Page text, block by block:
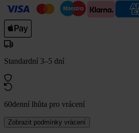
Standardní 3–5 dní
60denní lhůta pro vrácení
Zobrazit podmínky vrácení